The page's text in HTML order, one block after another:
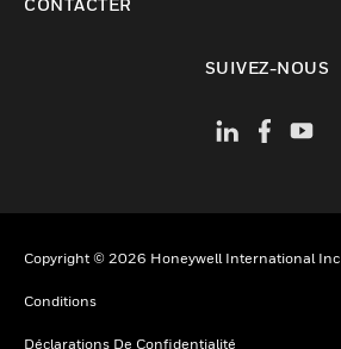
SUIVEZ-NOUS
Copyright © 2026 Honeywell International Inc
Conditions
Déclarations De Confidentialité